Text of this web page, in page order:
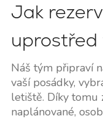
Jak
uprostřed
Náš tým připraví
vaší posádky,
letiště. Díky tomu
naplánované,